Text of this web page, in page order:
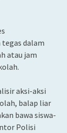
dalam
atau jam
aksi-aksi
balap liar
bawa siswa-
Polisi